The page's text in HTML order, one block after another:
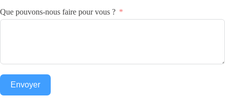
Que pouvons-nous faire pour vous ?
Envoyer